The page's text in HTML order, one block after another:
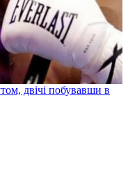
двічі побувавши в